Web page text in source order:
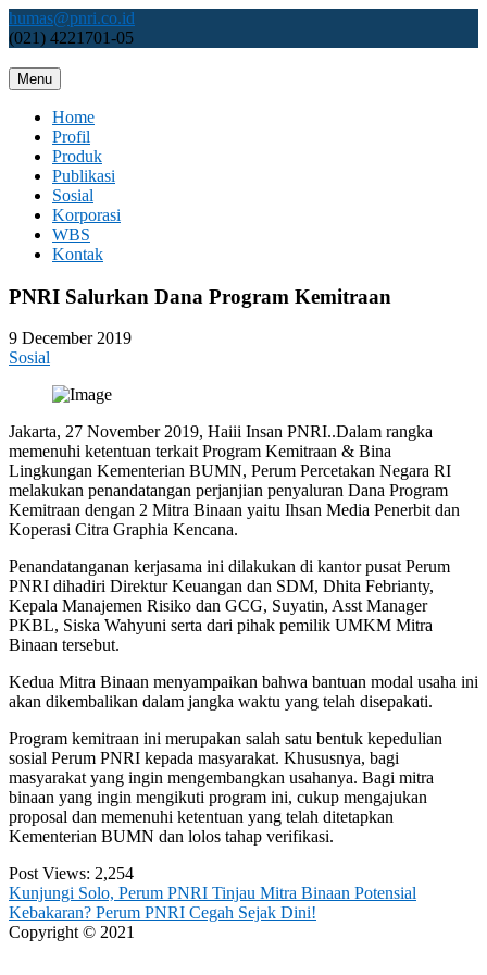
Skip
to
humas@pnri.co.id
(021) 4221701-05
Perum PNRI
Menu
Home
Profil
Produk
Publikasi
Sosial
Korporasi
WBS
Kontak
PNRI Salurkan Dana Program Kemitraan
9 December 2019
Sosial
Jakarta, 27 November 2019, Haiii Insan PNRI..Dalam rangka
memenuhi ketentuan terkait Program Kemitraan & Bina
Lingkungan Kementerian BUMN, Perum Percetakan Negara RI
melakukan penandatangan perjanjian penyaluran Dana Program
Kemitraan dengan 2 Mitra Binaan yaitu Ihsan Media Penerbit dan
Koperasi Citra Graphia Kencana.
Penandatanganan kerjasama ini dilakukan di kantor pusat Perum
PNRI dihadiri Direktur Keuangan dan SDM, Dhita Febrianty,
Kepala Manajemen Risiko dan GCG, Suyatin, Asst Manager
PKBL, Siska Wahyuni serta dari pihak pemilik UMKM Mitra
Binaan tersebut.
Kedua Mitra Binaan menyampaikan bahwa bantuan modal usaha ini
akan dikembalikan dalam jangka waktu yang telah disepakati.
Program kemitraan ini merupakan salah satu bentuk kepedulian
sosial Perum PNRI kepada masyarakat. Khususnya, bagi
masyarakat yang ingin mengembangkan usahanya. Bagi mitra
binaan yang ingin mengikuti program ini, cukup mengajukan
proposal dan memenuhi ketentuan yang telah ditetapkan
Kementerian BUMN dan lolos tahap verifikasi.
Post Views: 2,254
Post
navigation
Kunjungi Solo, Perum PNRI Tinjau Mitra Binaan Potensial
Kebakaran? Perum PNRI Cegah Sejak Dini!
Copyright © 2021